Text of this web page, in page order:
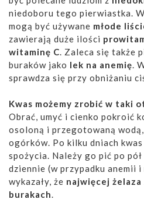
niedoboru tego pierwiastka.
mogą być używane młode
zawierają duże ilości
witaminę C. Zaleca się także
buraków jako lek na anemię.
sprawdza się przy obniżaniu
Kwas możemy zrobić w taki
Obrać, umyć i cienko pokroić
osoloną i przegotowaną
ogórków. Po kilku dniach
spożycia. Należy go pić po
dziennie (w przypadku anemii
wykazały, że najwięcej
burakach.